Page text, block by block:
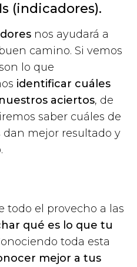
(indicadores).
nos ayudará a
camino. Si vemos
lo que
identificar cuáles
aciertos, de
saber cuáles de
dan mejor resultado y
todo el provecho a las
qué es lo que tu
toda esta
mejor a tus